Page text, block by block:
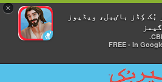
×
بُک کِڈز باٸبل، ویڈیوز
FREE - In